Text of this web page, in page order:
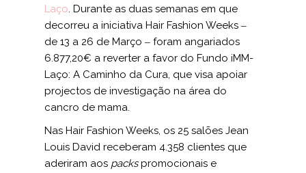
Laço. Durante as duas semanas em que
decorreu a iniciativa Hair Fashion Weeks ‒
de 13 a 26 de Março ‒ foram angariados
6.877,20€ a reverter a favor do Fundo iMM-
Laço: A Caminho da Cura, que visa apoiar
projectos de investigação na área do
cancro de mama.
Nas Hair Fashion Weeks, os 25 salões Jean
Louis David receberam 4.358 clientes que
aderiram aos packspromocionais e